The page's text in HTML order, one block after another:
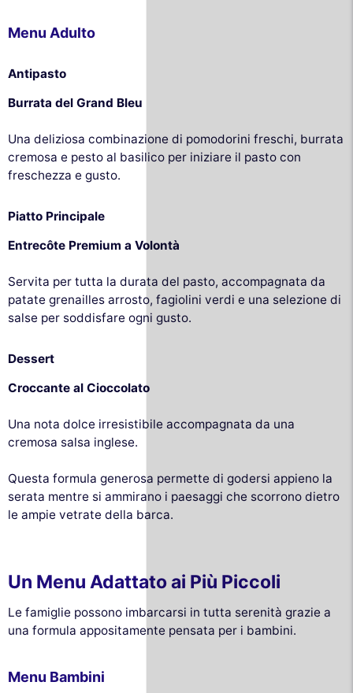
Menu Adulto
Antipasto
Burrata del Grand Bleu
Una deliziosa combinazione di pomodorini freschi, burrata
cremosa e pesto al basilico per iniziare il pasto con
freschezza e gusto.
Piatto Principale
Entrecôte Premium a Volontà
Servita per tutta la durata del pasto, accompagnata da
patate grenailles arrosto, fagiolini verdi e una selezione di
salse per soddisfare ogni gusto.
Dessert
Croccante al Cioccolato
Una nota dolce irresistibile accompagnata da una
cremosa salsa inglese.
Questa formula generosa permette di godersi appieno la
serata mentre si ammirano i paesaggi che scorrono dietro
le ampie vetrate della barca.
Un Menu Adattato ai Più Piccoli
Le famiglie possono imbarcarsi in tutta serenità grazie a
una formula appositamente pensata per i bambini.
Menu Bambini